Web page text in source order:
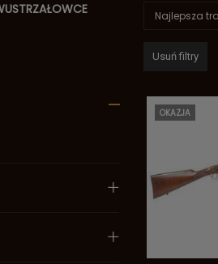
Najlepsza
Usuń filtry
OKAZJA